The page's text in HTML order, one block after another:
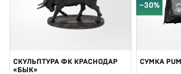
СКУЛЬПТУРА ФК КРАСНОДАР
«БЫК»
−30%
СУМКА